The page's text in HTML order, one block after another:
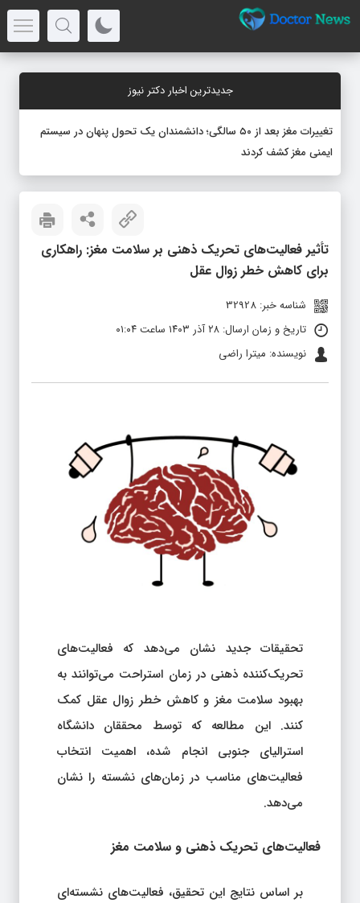
جدیدترین اخبار دکتر نیوز
تغییرات مغز بعد از ۵۰ سالگی؛ دانشمندان یک تحول پنهان در سیستم
ایمنی مغز کشف کردند
تأثیر فعالیت‌های تحریک ذهنی بر سلامت مغز: راهکاری
برای کاهش خطر زوال عقل
شناسه خبر: 32928
تاریخ و زمان ارسال: ۲۸ آذر ۱۴۰۳ ساعت ۰۱:۰۴
نویسنده: میترا راضی
تحقیقات جدید نشان می‌دهد که فعالیت‌های
تحریک‌کننده ذهنی در زمان استراحت می‌توانند به
بهبود سلامت مغز و کاهش خطر زوال عقل کمک
کنند. این مطالعه که توسط محققان دانشگاه
استرالیای جنوبی انجام شده، اهمیت انتخاب
فعالیت‌های مناسب در زمان‌های نشسته را نشان
می‌دهد.
فعالیت‌های تحریک ذهنی و سلامت مغز
بر اساس نتایج این تحقیق، فعالیت‌های نشسته‌ای